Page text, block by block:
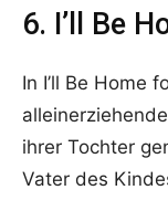
6. I’ll Be
In I’ll Be Home
ihrer Tochter
Vater des